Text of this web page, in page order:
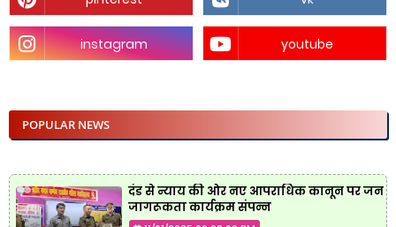
instagram youtube
POPULAR NEWS
दंड से न्याय की ओर नए आपराधिक कानून पर जन
जागरूकता कार्यक्रम संपन्न